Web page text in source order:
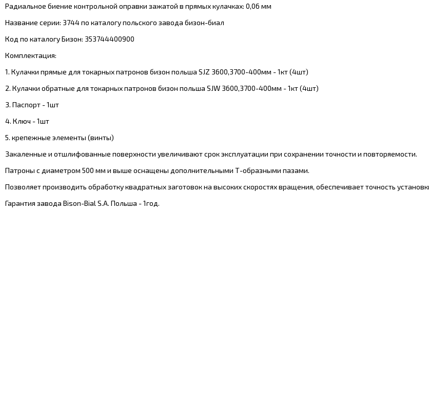
Радиальное биение контрольной оправки зажатой в прямых кулачках: 0,06 мм
Название серии: 3744 по каталогу польского завода бизон-биал
Код по каталогу Бизон: 353744400900
Комплектация:
1. Кулачки прямые для токарных патронов бизон польша SJZ 3600,3700-400мм - 1кт (4шт)
2. Кулачки обратные для токарных патронов бизон польша SJW 3600,3700-400мм - 1кт (4шт)
3. Паспорт - 1шт
4. Ключ - 1шт
5. крепежные элементы (винты)
Закаленные и отшлифованные поверхности увеличивают срок эксплуатации при сохранении точности и повторяемости.
Патроны с диаметром 500 мм и выше оснащены дополнительными Т-образными пазами.
Позволяет производить обработку квадратных заготовок на высоких скоростях вращения, обеспечивает точность
Гарантия завода Bison-Bial S.A. Польша - 1год.